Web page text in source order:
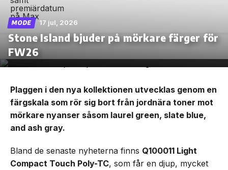
MODE 17 jul, 2026
Stone Island bjuder på mörkare färger för
FW26
Plaggen i den nya kollektionen utvecklas genom en
färgskala som rör sig bort från jordnära toner mot
mörkare nyanser såsom laurel green, slate blue,
and ash gray.
Bland de senaste nyheterna finns Q100011 Light
Compact Touch Poly-TC, som får en djup, mycket